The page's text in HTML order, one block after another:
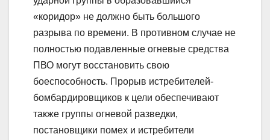
«коридор» не должно быть большого
разрыва по времени. В противном случае не
полностью подавленные огневые средства
ПВО могут восстановить свою
боеспособность. Прорыв истребителей-
бомбардировщиков к цели обеспечивают
также группы огневой разведки,
постановщики помех и истребители